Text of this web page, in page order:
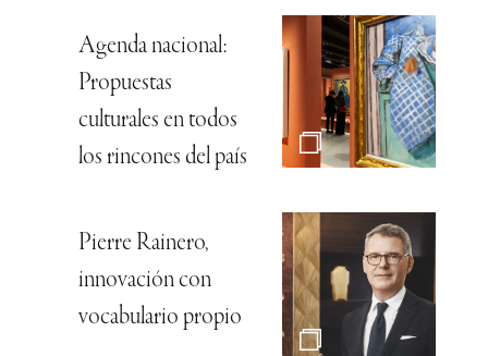
Agenda nacional:
Propuestas
culturales en todos
los rincones del país
Pierre Rainero,
innovación con
vocabulario propio